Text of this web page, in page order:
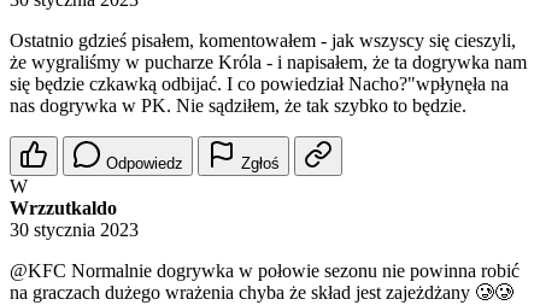
Ostatnio gdzieś pisałem, komentowałem - jak wszyscy się cieszyli,
że wygraliśmy w pucharze Króla - i napisałem, że ta dogrywka nam
się będzie czkawką odbijać. I co powiedział Nacho?"wpłynęła na
nas dogrywka w PK. Nie sądziłem, że tak szybko to będzie.
Odpowiedz Zgłoś
W
Wrzzutkaldo
30 stycznia 2023
@KFC Normalnie dogrywka w połowie sezonu nie powinna robić
na graczach dużego wrażenia chyba że skład jest zajeżdżany 🥲🥲